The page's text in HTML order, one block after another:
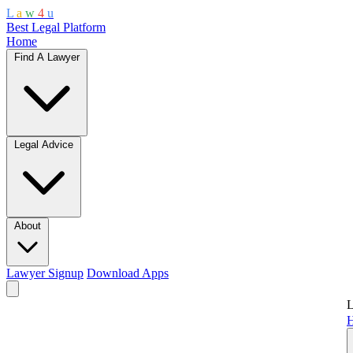
L a w 4 u
Best Legal Platform
Home
Find A Lawyer
Legal Advice
About
Lawyer Signup Download Apps